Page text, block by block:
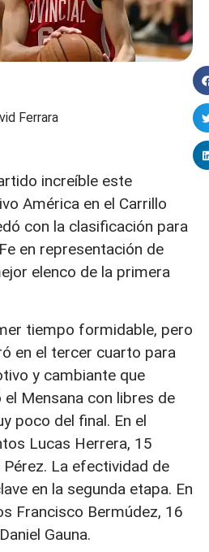
Ferrara
increíble este
América en el Carrillo
con la clasificación para
en representación de
elenco de la primera
tiempo formidable, pero
en el tercer cuarto para
y cambiante que
Mensana con libres de
poco del final. En el
Lucas Herrera, 15
La efectividad de
en la segunda etapa. En
Francisco Bermúdez, 16
Gauna.